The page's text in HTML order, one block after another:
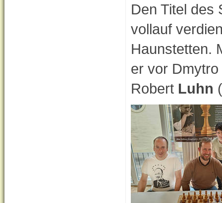
Den Titel des
vollauf
Haunstetten.
er vor Dmytro
Robert Luhn